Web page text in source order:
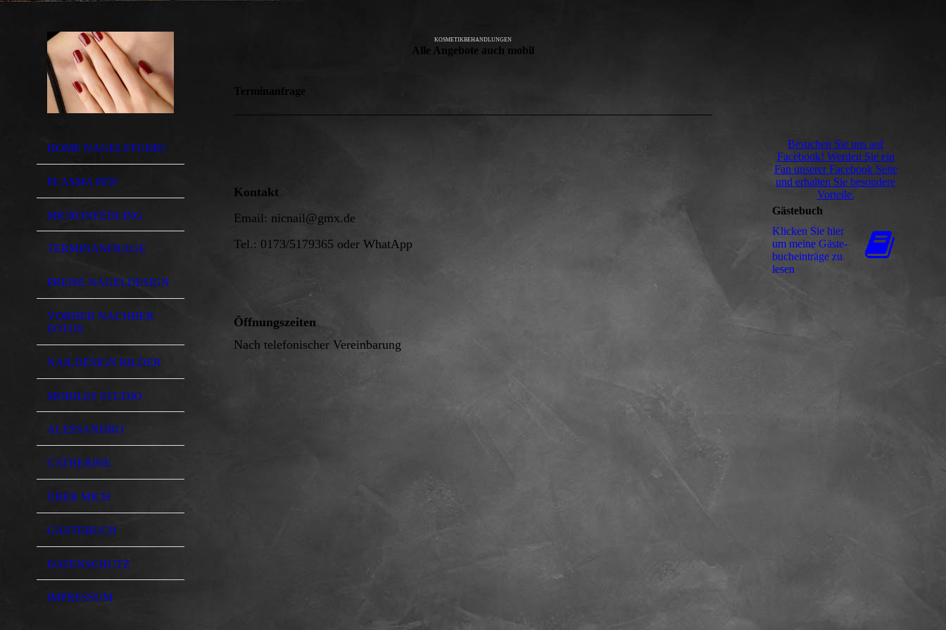
HOME NAGELSTUDIO
PLASMA PEN
MICRONEEDLING
TERMINANFRAGE
PREISE NAGELDESIGN
VORHER NACHHER
FOTOS
NAILDESIGN BILDER
MOBILES STUDIO
ALESSANDRO
CATHERINE
ÜBER MICH
GÄSTEBUCH
DATENSCHUTZ
IMPRESSUM
KOSMETIKBEHANDLUNGEN
Alle Angebote auch mobil
Terminanfrage
Kontakt
Email: nicnail@gmx.de
Tel.: 0173/5179365 oder WhatApp
Öffnungszeiten
Nach telefonischer Vereinbarung
Besuchen Sie uns auf
Facebook! Werden Sie ein
Fan unserer Facebook Seite
und erhalten Sie besondere
Vorteile.
Gästebuch
Klicken Sie hier
um meine Gäs­te­
buch­ein­trä­ge zu
lesen